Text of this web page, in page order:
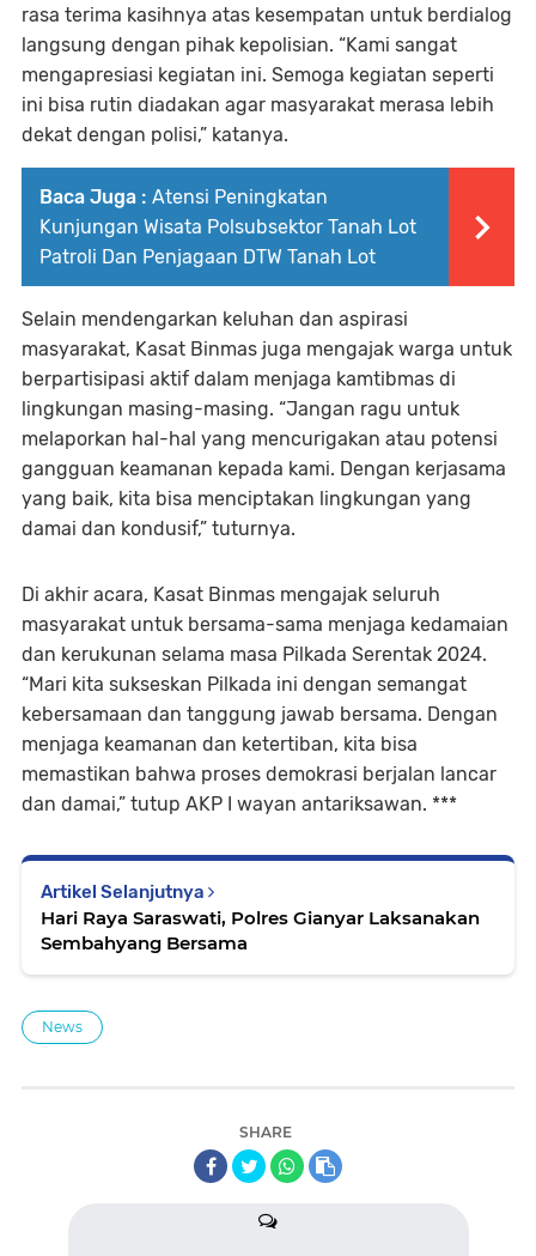
rasa terima kasihnya atas kesempatan untuk berdialog
langsung dengan pihak kepolisian. “Kami sangat
mengapresiasi kegiatan ini. Semoga kegiatan seperti
ini bisa rutin diadakan agar masyarakat merasa lebih
dekat dengan polisi,” katanya.
Baca Juga : Atensi Peningkatan
Kunjungan Wisata Polsubsektor Tanah Lot
Patroli Dan Penjagaan DTW Tanah Lot
Selain mendengarkan keluhan dan aspirasi
masyarakat, Kasat Binmas juga mengajak warga untuk
berpartisipasi aktif dalam menjaga kamtibmas di
lingkungan masing-masing. “Jangan ragu untuk
melaporkan hal-hal yang mencurigakan atau potensi
gangguan keamanan kepada kami. Dengan kerjasama
yang baik, kita bisa menciptakan lingkungan yang
damai dan kondusif,” tuturnya.
Di akhir acara, Kasat Binmas mengajak seluruh
masyarakat untuk bersama-sama menjaga kedamaian
dan kerukunan selama masa Pilkada Serentak 2024.
“Mari kita sukseskan Pilkada ini dengan semangat
kebersamaan dan tanggung jawab bersama. Dengan
menjaga keamanan dan ketertiban, kita bisa
memastikan bahwa proses demokrasi berjalan lancar
dan damai,” tutup AKP I wayan antariksawan. ***
Artikel Selanjutnya
Hari Raya Saraswati, Polres Gianyar Laksanakan
Sembahyang Bersama
News
SHARE